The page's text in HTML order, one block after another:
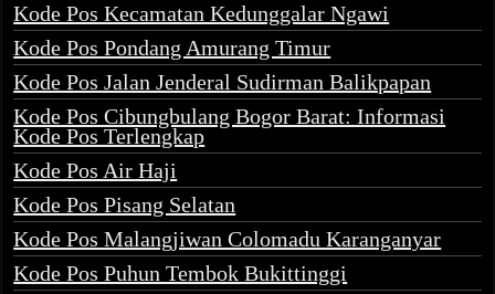
Kode Pos Kecamatan Kedunggalar Ngawi
Kode Pos Pondang Amurang Timur
Kode Pos Jalan Jenderal Sudirman Balikpapan
Kode Pos Cibungbulang Bogor Barat: Informasi
Kode Pos Terlengkap
Kode Pos Air Haji
Kode Pos Pisang Selatan
Kode Pos Malangjiwan Colomadu Karanganyar
Kode Pos Puhun Tembok Bukittinggi